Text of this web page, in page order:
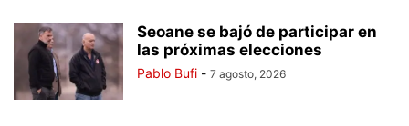
Seoane se bajó de participar en
las próximas elecciones
Pablo Bufi - 7 agosto, 2026